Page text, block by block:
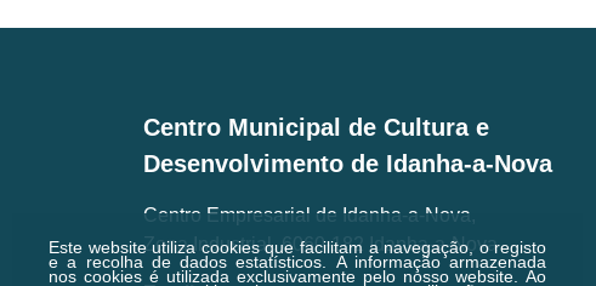
Este website utiliza cookies que facilitam a navegação, o registo
e a recolha de dados estatísticos. A informação armazenada
nos cookies é utilizada exclusivamente pelo nosso website. Ao
Centro Municipal de Cultura e
Desenvolvimento de Idanha-a-Nova
Centro Empresarial de Idanha-a-Nova,
Zona Industrial, 6060-182 Idanha-a-Nova